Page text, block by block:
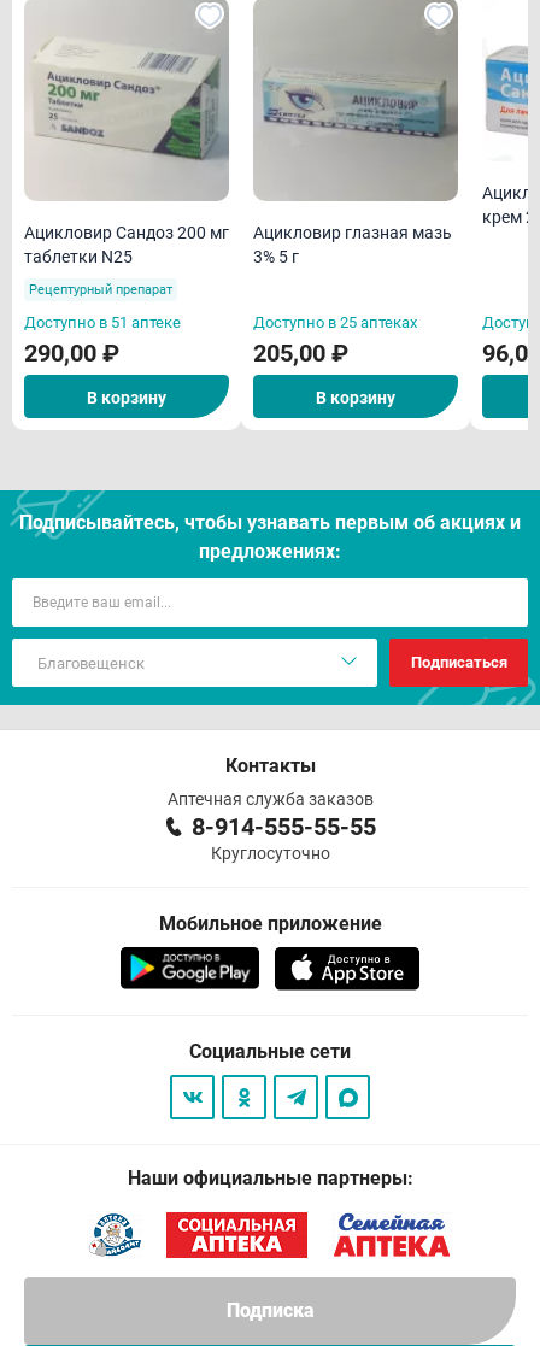
Подписка
Ацикловир Сандоз 200 мг
таблетки N25
Рецептурный препарат
Доступно в 51 аптеке
290,00 ₽
В корзину
Ацикловир глазная мазь
3% 5 г
Доступно в 25 аптеках
205,00 ₽
В корзину
Ацикловир
крем 2
Подписывайтесь, чтобы узнавать первым об акцияx и
предложениях:
Подписаться
Контакты
Аптечная служба заказов
8-914-555-55-55
Круглосуточно
Мобильное приложение
Социальные сети
Наши официальные партнеры: